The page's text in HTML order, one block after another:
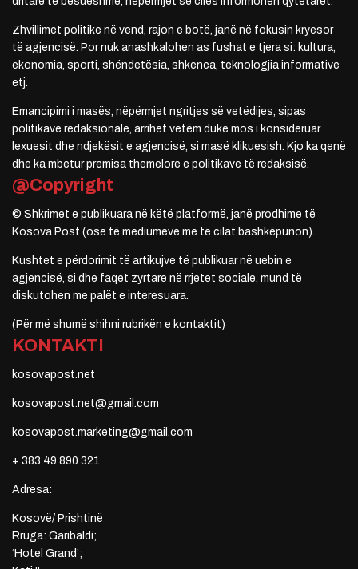
Zhvillimet politike në vend, rajon e botë, janë në fokusin kryesor
të agjencisë. Por nuk anashkalohen as fushat e tjera si: kultura,
ekonomia, sporti, shëndetësia, shkenca, teknologjia informative
etj.
Emancipimi i masës, nëpërmjet ngritjes së vetëdijes, sipas
politikave redaksionale, arrihet vetëm duke mos i konsideruar
lexuesit dhe ndjekësit e agjencisë, si masë klikuesish. Kjo ka qenë
dhe ka mbetur premisa themelore e politikave të redaksisë.
@Copyright
© Shkrimet e publikuara në këtë platformë, janë prodhime të
Kosova Post (ose të mediumeve me të cilat bashkëpunon).
Kushtet e përdorimit të artikujve të publikuar në uebin e
agjencisë, si dhe faqet zyrtare në rrjetet sociale, mund të
diskutohen me palët e interesuara.
(Për më shumë shihni rubrikën e kontaktit)
KONTAKTI
kosovapost.net
kosovapost.net@gmail.com
kosovapost.marketing@gmail.com
+ 383 49 890 321
Adresa:
Kosovë/ Prishtinë
Rruga: Garibaldi;
‘Hotel Grand’;